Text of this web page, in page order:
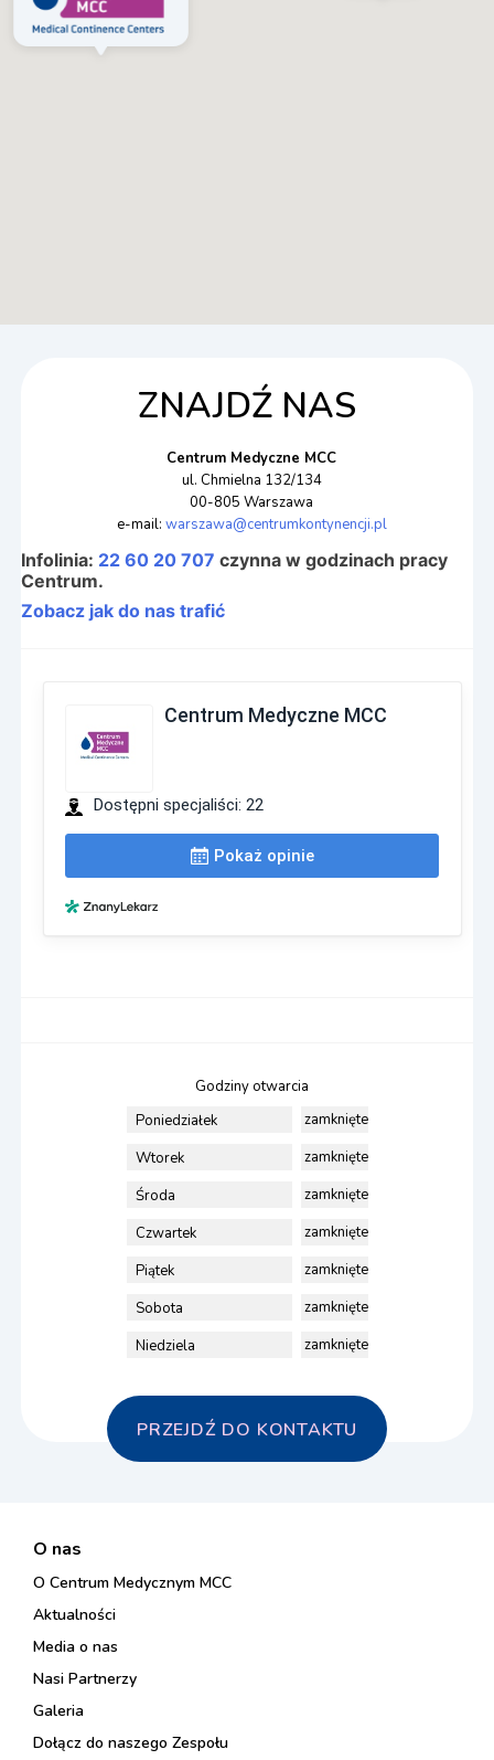
ZNAJDŹ NAS
Centrum Medyczne MCC
ul. Chmielna 132/134
00-805 Warszawa
e-mail: warszawa@centrumkontynencji.pl
Infolinia: 22 60 20 707 czynna w godzinach pracy
Centrum.
Zobacz jak do nas trafić
Godziny otwarcia
Poniedziałek
zamknięte
Wtorek
zamknięte
Środa
zamknięte
Czwartek
zamknięte
Piątek
zamknięte
Sobota
zamknięte
Niedziela
zamknięte
PRZEJDŹ DO KONTAKTU
O nas
O Centrum Medycznym MCC
Aktualności
Media o nas
Nasi Partnerzy
Galeria
Dołącz do naszego Zespołu